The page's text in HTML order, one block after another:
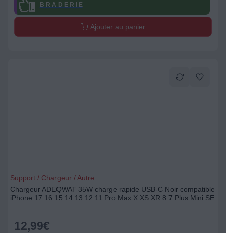
B R A D E R I E
Ajouter au panier
Support / Chargeur / Autre
Chargeur ADEQWAT 35W charge rapide USB-C Noir compatible
iPhone 17 16 15 14 13 12 11 Pro Max X XS XR 8 7 Plus Mini SE
12,99€